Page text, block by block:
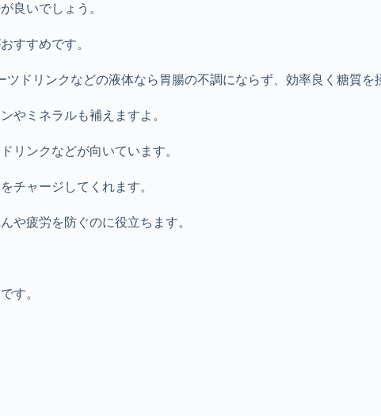
良いでしょう。
すすめです。
ドリンクなどの液体なら胃腸の不調にならず、効率良く糖質を
やミネラルも補えますよ。
リンクなどが向いています。
チャージしてくれます。
や疲労を防ぐのに役立ちます。
す。